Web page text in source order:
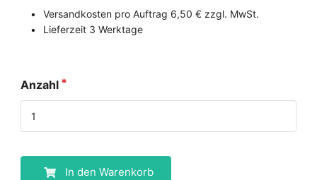
Versandkosten pro Auftrag 6,50 € zzgl. MwSt.
Lieferzeit 3 Werktage
Anzahl
In den Warenkorb